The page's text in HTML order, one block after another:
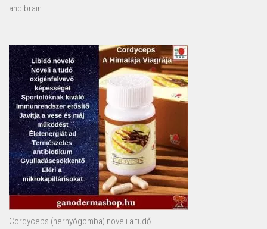
and brain
Cordyceps (hernyógomba) növeli a tüdő